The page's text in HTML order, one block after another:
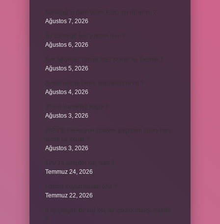
Ağustos 7, 2026
Ağustos 6, 2026
Ağustos 5, 2026
Ağustos 4, 2026
Ağustos 3, 2026
Ağustos 3, 2026
Temmuz 24, 2026
Temmuz 22, 2026